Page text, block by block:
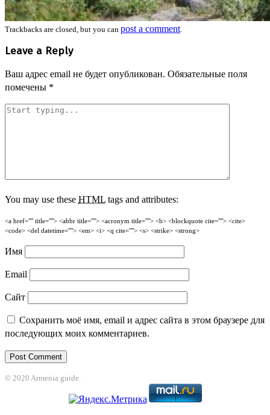
Trackbacks are closed, but you can post a comment.
Leave a Reply
Ваш адрес email не будет опубликован. Обязательные поля
помечены *
You may use these HTML tags and attributes:
<a href="" title=""> <abbr title=""> <acronym title=""> <b> <blockquote cite=""> <cite>
<code> <del datetime=""> <em> <i> <q cite=""> <s> <strike> <strong>
Имя
Email
Сайт
Сохранить моё имя, email и адрес сайта в этом браузере для
последующих моих комментариев.
© 2020 Armenia guide.